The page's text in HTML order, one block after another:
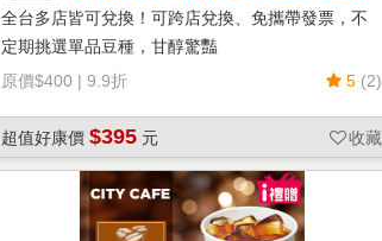
熱單品美式(中杯)
全台多店皆可兌換！可跨店兌換、免攜帶發票，不
定期挑選單品豆種，甘醇驚豔
原價$400 | 9.9折 5 (2)
超值好康價 $395 元 收藏